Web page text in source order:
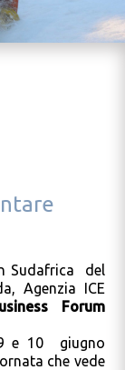
Sudafrica del
Agenzia ICE
Forum
e 10 giugno
che vede